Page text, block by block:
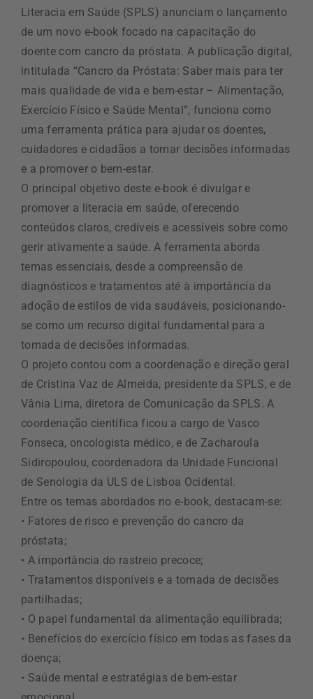
Literacia em Saúde (SPLS) anunciam o lançamento
de um novo e-book focado na capacitação do
doente com cancro da próstata. A publicação digital,
intitulada “Cancro da Próstata: Saber mais para ter
mais qualidade de vida e bem-estar – Alimentação,
Exercício Físico e Saúde Mental”, funciona como
uma ferramenta prática para ajudar os doentes,
cuidadores e cidadãos a tomar decisões informadas
e a promover o bem-estar.
O principal objetivo deste e-book é divulgar e
promover a literacia em saúde, oferecendo
conteúdos claros, credíveis e acessíveis sobre como
gerir ativamente a saúde. A ferramenta aborda
temas essenciais, desde a compreensão de
diagnósticos e tratamentos até à importância da
adoção de estilos de vida saudáveis, posicionando-
se como um recurso digital fundamental para a
tomada de decisões informadas.
O projeto contou com a coordenação e direção geral
de Cristina Vaz de Almeida, presidente da SPLS, e de
Vânia Lima, diretora de Comunicação da SPLS. A
coordenação científica ficou a cargo de Vasco
Fonseca, oncologista médico, e de Zacharoula
Sidiropoulou, coordenadora da Unidade Funcional
de Senologia da ULS de Lisboa Ocidental.
Entre os temas abordados no e-book, destacam-se:
• Fatores de risco e prevenção do cancro da
próstata;
• A importância do rastreio precoce;
• Tratamentos disponíveis e a tomada de decisões
partilhadas;
• O papel fundamental da alimentação equilibrada;
• Benefícios do exercício físico em todas as fases da
doença;
• Saúde mental e estratégias de bem-estar